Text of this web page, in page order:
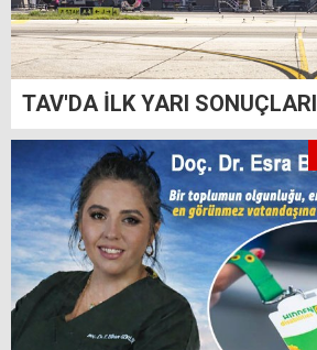
TAV'DA İLK YARI SONUÇLARI